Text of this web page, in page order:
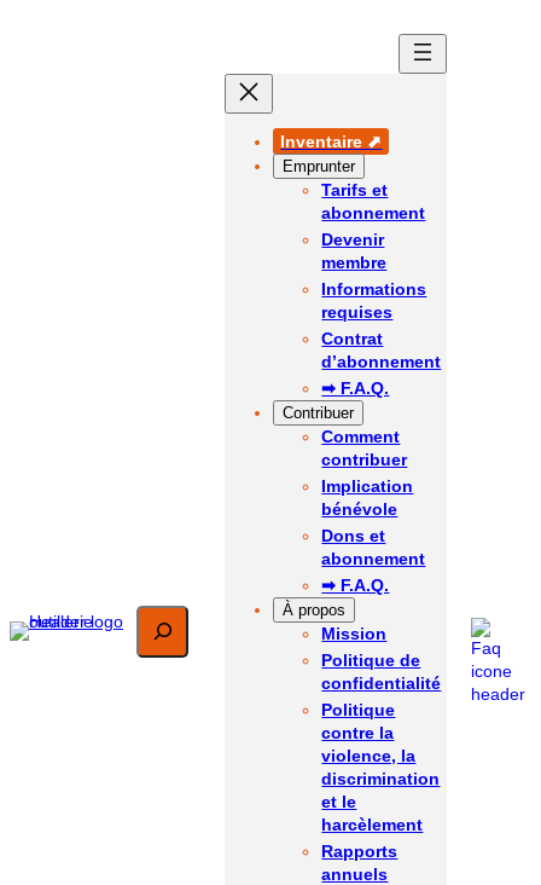
Rechercher
Inventaire ⬈
Emprunter
Tarifs et
abonnement
Devenir
membre
Informations
requises
Contrat
d’abonnement
➡ F.A.Q.
Contribuer
Comment
contribuer
Implication
bénévole
Dons et
abonnement
➡ F.A.Q.
À propos
Mission
Politique de
confidentialité
Politique
contre la
violence, la
discrimination
et le
harcèlement
Rapports
annuels